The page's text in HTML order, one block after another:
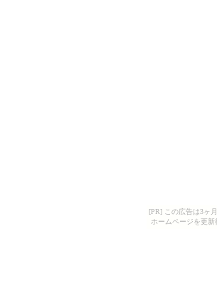
[PR] この広告は3ヶ
ホームページを更